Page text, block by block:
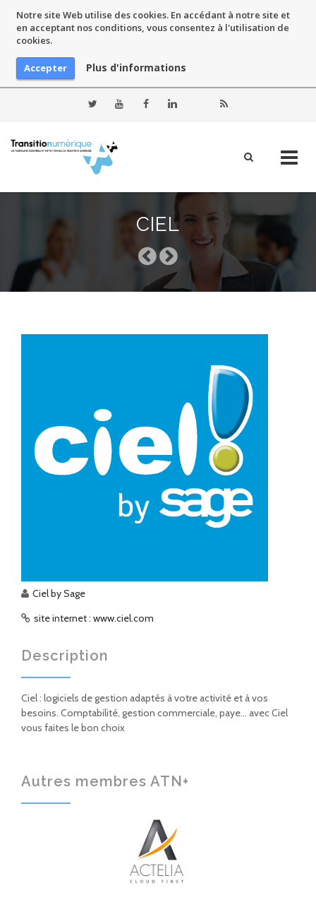
Notre site Web utilise des cookies. En accédant à notre site et
en acceptant nos conditions, vous consentez à l'utilisation de
cookies.
Accepter Plus d'informations
CIEL
Ciel by Sage
site internet : www.ciel.com
Description
Ciel : logiciels de gestion adaptés à votre activité et à vos
besoins. Comptabilité, gestion commerciale, paye… avec Ciel
vous faites le bon choix
Autres membres ATN+